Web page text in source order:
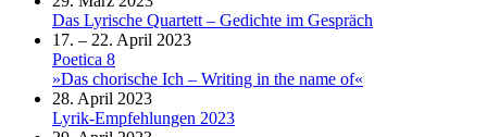
Das Lyrische Quartett – Gedichte im Gespräch
17. – 22. April 2023
Poetica 8
»Das chorische Ich – Writing in the name of«
28. April 2023
Lyrik-Empfehlungen 2023